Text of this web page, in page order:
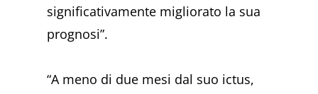
significativamente migliorato la sua
prognosi”.
“A meno di due mesi dal suo ictus,